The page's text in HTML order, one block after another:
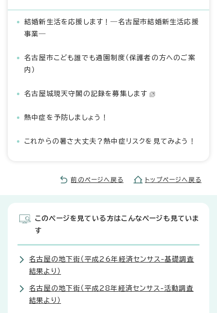
結婚新生活を応援します！―名古屋市結婚新生活応援
事業―
名古屋市こども誰でも通園制度（保護者の方へのご案
内）
名古屋城現天守閣の記録を募集します
熱中症を予防しましょう！
これからの暑さ大丈夫？熱中症リスクを見てみよう！
前のページへ戻る トップページへ戻る
このページを見ている方はこんなページも見ていま
す
名古屋の地下街（平成26年経済センサス-基礎調査
結果より）
名古屋の地下街（平成28年経済センサス-活動調査
結果より）